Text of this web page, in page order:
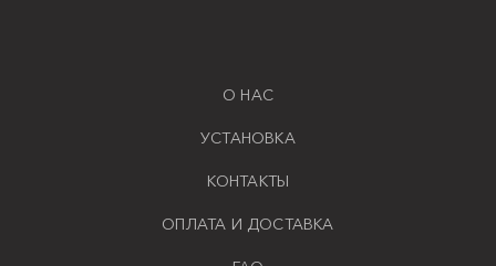
О НАС
УСТАНОВКА
КОНТАКТЫ
ОПЛАТА И ДОСТАВКА